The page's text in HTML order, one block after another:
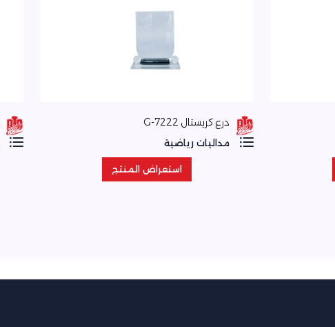
درع كريستال 7222-G
مداليات رياضية
استعراض المنتج
استعراض المنتج